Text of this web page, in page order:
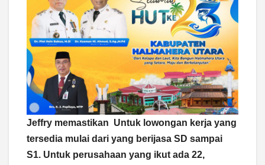
Jeffry memastikan Untuk lowongan kerja yang
tersedia mulai dari yang berijasa SD sampai
S1. Untuk perusahaan yang ikut ada 22,